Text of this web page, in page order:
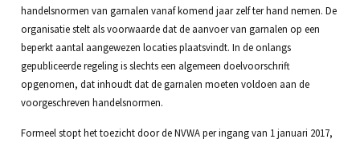
handelsnormen van garnalen vanaf komend jaar zelf ter hand nemen. De
organisatie stelt als voorwaarde dat de aanvoer van garnalen op een
beperkt aantal aangewezen locaties plaatsvindt. In de onlangs
gepubliceerde regeling is slechts een algemeen doelvoorschrift
opgenomen, dat inhoudt dat de garnalen moeten voldoen aan de
voorgeschreven handelsnormen.
Formeel stopt het toezicht door de NVWA per ingang van 1 januari 2017,